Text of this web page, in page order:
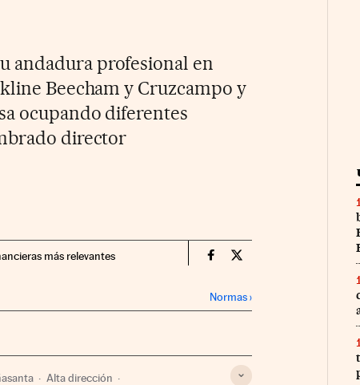
andadura profesional en
Beecham y Cruzcampo y
ocupando diferentes
director
más relevantes Companias Cinco Días en
Companias Cinco
Normas›
Alta dirección